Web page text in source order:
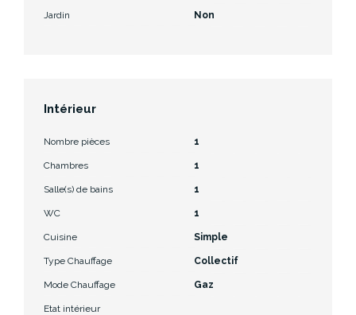
Jardin Non
Intérieur
Nombre pièces 1
Chambres 1
Salle(s) de bains 1
WC 1
Cuisine Simple
Type Chauffage Collectif
Mode Chauffage Gaz
Etat intérieur